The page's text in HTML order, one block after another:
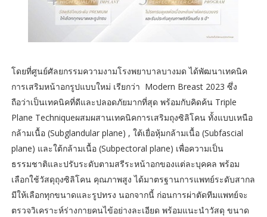
โดยที่ศูนย์ศัลยกรรมความงามโรงพยาบาลบางมด ได้พัฒนาเทคนิค
การเสริมหน้าอกรูปแบบใหม่ เรียกว่า Modern Breast 2023 ซึ่ง
ถือว่าเป็นเทคนิคที่ดีและปลอดภัยมากที่สุด พร้อมกับคิดค้น Triple
Plane Techniqueผสมผสานเทคนิคการเสริมถุงซิลิโคน ทั้งแบบเหนือ
กล้ามเนื้อ (Subglandular plane) , ใต้เยื่อหุ้มกล้ามเนื้อ (Subfascial
plane) และใต้กล้ามเนื้อ (Subpectoral plane) เพื่อความเป็น
ธรรมชาติและปรับระดับตามสรีระหน้าอกของแต่ละบุคคล พร้อม
เลือกใช้วัสดุถุงซิลิโคน คุณภาพสูง ได้มาตรฐานการแพทย์ระดับสากล
มีให้เลือกทุกขนาดและรูปทรง นอกจากนี้ ก่อนการผ่าตัดทีมแพทย์จะ
ตรวจวิเคราะห์ร่างกายคนไข้อย่างละเอียด พร้อมแนะนำวัสดุ ขนาด